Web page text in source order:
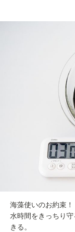
海藻使いのお約束
水時間をきっちり
きる。